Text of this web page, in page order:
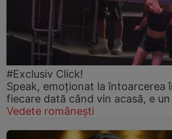
#Exclusiv Click!
Speak, emoționat la întoarcerea
fiecare dată când vin acasă, e
Vedete românești